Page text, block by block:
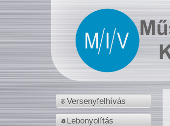
Versenyfelhívás
Lebonyolítás